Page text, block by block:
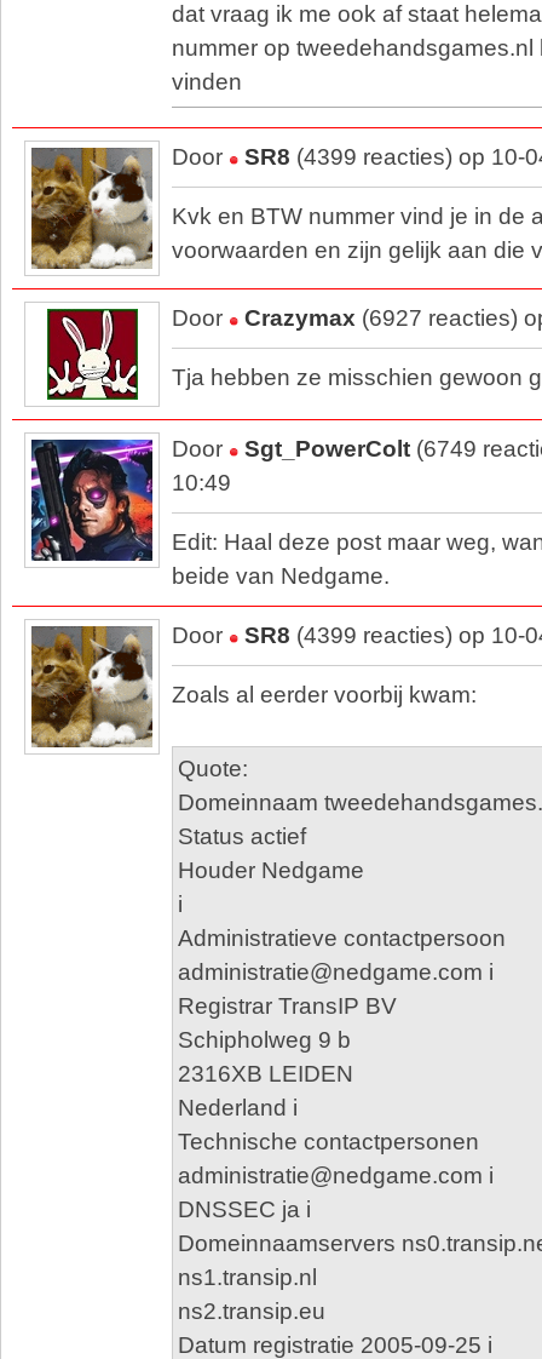
dat vraag ik me ook af staat
nummer op
vinden
Door SR8 (4399 reacties) op 10-
Kvk en BTW nummer vind je in de
voorwaarden en zijn gelijk aan die
Door Crazymax (6927 reacties)
Tja hebben ze misschien gewoon
Door Sgt_PowerColt (6749
10:49
Edit: Haal deze post maar weg,
beide van Nedgame.
Door SR8 (4399 reacties) op 10-
Zoals al eerder voorbij kwam:
Quote:
Domeinnaam
Status actief
Houder Nedgame
i
Administratieve contactpersoon
administratie@nedgame.com i
Registrar TransIP BV
Schipholweg 9 b
2316XB LEIDEN
Nederland i
Technische contactpersonen
administratie@nedgame.com i
DNSSEC ja i
Domeinnaamservers
ns1.transip.nl
ns2.transip.eu
Datum registratie 2005-09-25 i